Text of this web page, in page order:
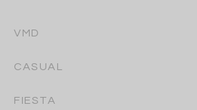
VMD
CASUAL
FIESTA